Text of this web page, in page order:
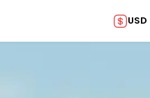
USD